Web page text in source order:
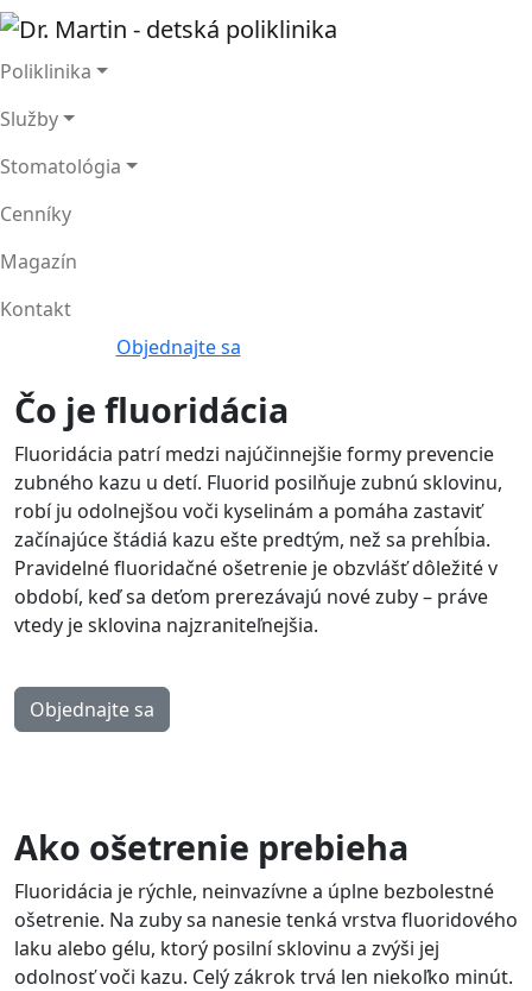
Poliklinika
Služby
Stomatológia
Cenníky
Magazín
Kontakt
Objednajte sa
Čo je fluoridácia
Fluoridácia patrí medzi najúčinnejšie formy prevencie
zubného kazu u detí. Fluorid posilňuje zubnú sklovinu,
robí ju odolnejšou voči kyselinám a pomáha zastaviť
začínajúce štádiá kazu ešte predtým, než sa prehĺbia.
Pravidelné fluoridačné ošetrenie je obzvlášť dôležité v
období, keď sa deťom prerezávajú nové zuby – práve
vtedy je sklovina najzraniteľnejšia.
Objednajte sa
Ako ošetrenie prebieha
Fluoridácia je rýchle, neinvazívne a úplne bezbolestné
ošetrenie. Na zuby sa nanesie tenká vrstva fluoridového
laku alebo gélu, ktorý posilní sklovinu a zvýši jej
odolnosť voči kazu. Celý zákrok trvá len niekoľko minút.